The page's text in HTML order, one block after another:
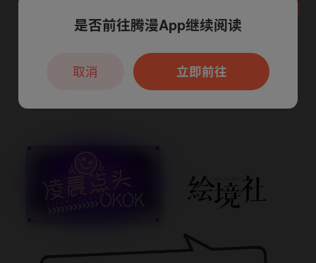
本章节仅支持App阅读，可打开App新用
户7天免费看
是否前往腾漫App继续阅读
立即前往
取消